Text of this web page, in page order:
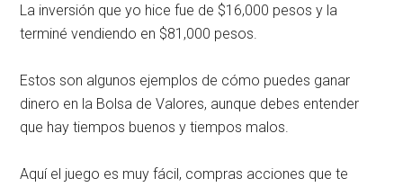
La inversión que yo hice fue de $16,000 pesos y la
terminé vendiendo en $81,000 pesos.
Estos son algunos ejemplos de cómo puedes ganar
dinero en la Bolsa de Valores, aunque debes entender
que hay tiempos buenos y tiempos malos.
Aquí el juego es muy fácil, compras acciones que te